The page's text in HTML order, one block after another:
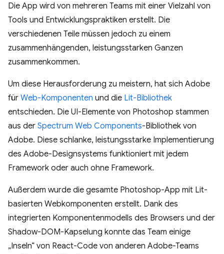
Die App wird von mehreren Teams mit einer Vielzahl von
Tools und Entwicklungspraktiken erstellt. Die
verschiedenen Teile müssen jedoch zu einem
zusammenhängenden, leistungsstarken Ganzen
zusammenkommen.
Um diese Herausforderung zu meistern, hat sich Adobe
für Web-Komponenten und die Lit-Bibliothek
entschieden. Die UI-Elemente von Photoshop stammen
aus der Spectrum Web Components-Bibliothek von
Adobe. Diese schlanke, leistungsstarke Implementierung
des Adobe-Designsystems funktioniert mit jedem
Framework oder auch ohne Framework.
Außerdem wurde die gesamte Photoshop-App mit Lit-
basierten Webkomponenten erstellt. Dank des
integrierten Komponentenmodells des Browsers und der
Shadow-DOM-Kapselung konnte das Team einige
„Inseln“ von React-Code von anderen Adobe-Teams